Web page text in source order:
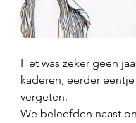
Het was zeker geen
kaderen, eerder
vergeten.
We beleefden naast